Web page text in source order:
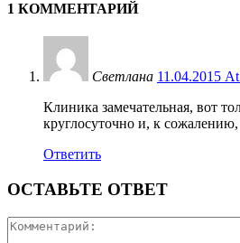
1 КОММЕНТАРИЙ
Светлана 11.04.2015
Клиника замечательная, вот
круглосуточно и, к
Ответить
ОСТАВЬТЕ ОТВЕТ